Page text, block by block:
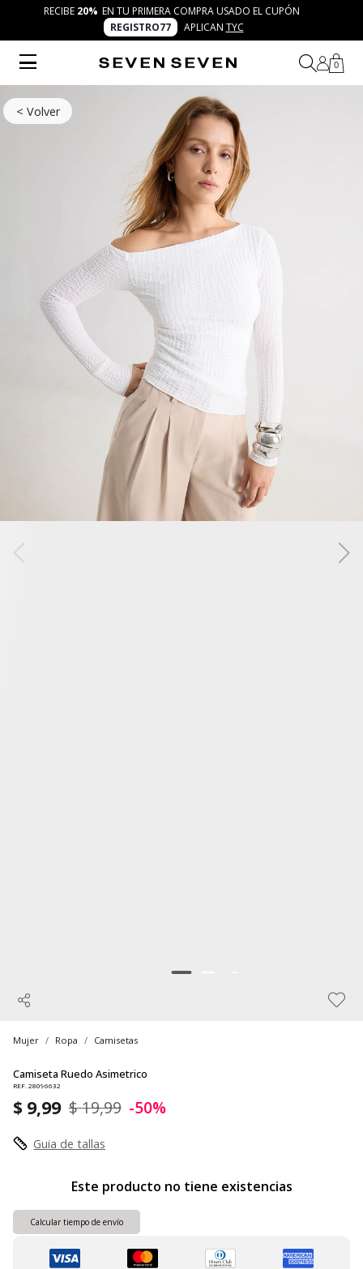
RECIBE 20% EN TU PRIMERA COMPRA USADO EL CUPÓN
REGISTRO77
APLICAN TYC
0
< Volver
Mujer Ropa Camisetas
Camiseta Ruedo Asimetrico
REF. 28096632
$ 9,99 $ 19,99 -50%
Guia de tallas
Este producto no tiene existencias
Calcular tiempo de envío